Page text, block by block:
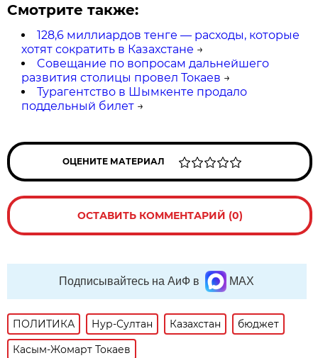
Смотрите также:
128,6 миллиардов тенге — расходы, которые
хотят сократить в Казахстане →
Cовещание по вопросам дальнейшего
развития столицы провел Токаев →
Турагентство в Шымкенте продало
поддельный билет →
ОЦЕНИТЕ МАТЕРИАЛ
ОСТАВИТЬ КОММЕНТАРИЙ (0)
Подписывайтесь на АиФ в MAX
ПОЛИТИКА Нур-Султан Казахстан
бюджет
Касым-Жомарт Токаев